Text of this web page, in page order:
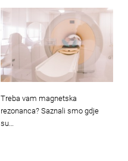
Treba vam magnetska
rezonanca? Saznali smo gdje
su…